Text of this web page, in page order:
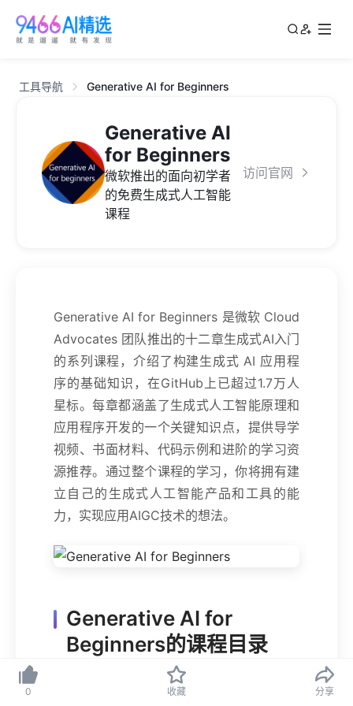
0 收藏 分享
工具导航 Generative AI for Beginners
Generative AI
for Beginners
微软推出的面向初学者
的免费生成式人工智能
课程
访问官网
Generative AI for Beginners 是微软 Cloud
Advocates 团队推出的十二章生成式AI入门
的系列课程，介绍了构建生成式 AI 应用程
序的基础知识，在GitHub上已超过1.7万人
星标。每章都涵盖了生成式人工智能原理和
应用程序开发的一个关键知识点，提供导学
视频、书面材料、代码示例和进阶的学习资
源推荐。通过整个课程的学习，你将拥有建
立自己的生成式人工智能产品和工具的能
力，实现应用AIGC技术的想法。
Generative AI for
Beginners的课程目录